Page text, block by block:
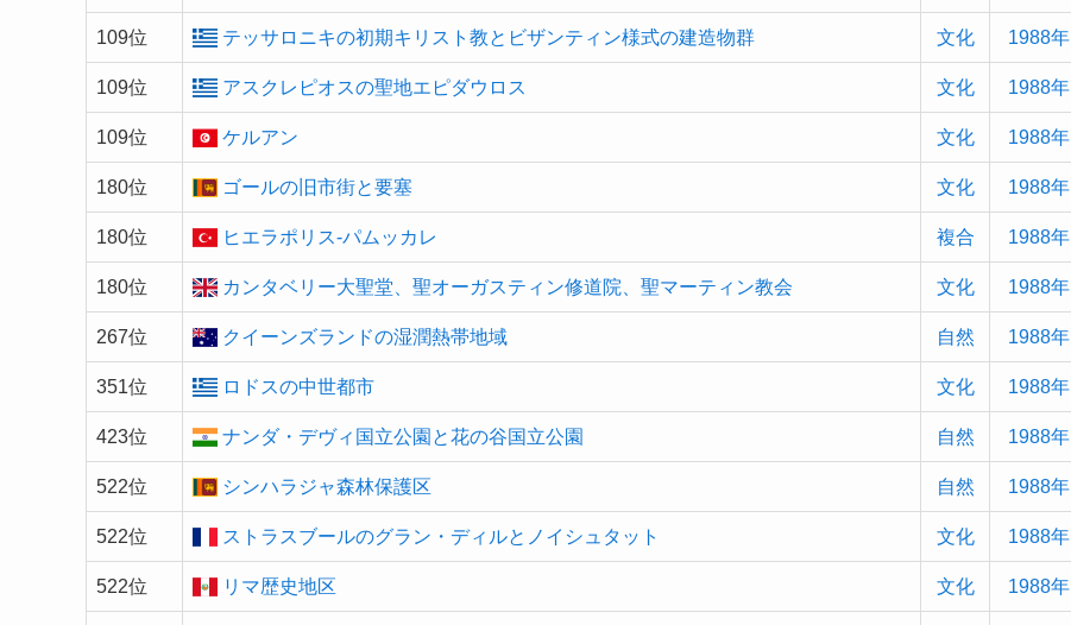
109位 テッサロニキの初期キリスト教とビザンティン様式の建造物群 文化 1988年
109位 アスクレピオスの聖地エピダウロス 文化 1988年
109位 ケルアン 文化 1988年
180位 ゴールの旧市街と要塞 文化 1988年
180位 ヒエラポリス-パムッカレ 複合 1988年
180位 カンタベリー大聖堂、聖オーガスティン修道院、聖マーティン教会 文化 1988年
267位 クイーンズランドの湿潤熱帯地域 自然 1988年
351位 ロドスの中世都市 文化 1988年
423位 ナンダ・デヴィ国立公園と花の谷国立公園 自然 1988年
522位 シンハラジャ森林保護区 自然 1988年
522位 ストラスブールのグラン・ディルとノイシュタット 文化 1988年
522位 リマ歴史地区 文化 1988年